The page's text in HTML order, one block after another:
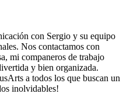
con Sergio y su equipo
Nos contactamos con
mi companeros de trabajo
y bien organizada.
a todos los que buscan un
inolvidables!